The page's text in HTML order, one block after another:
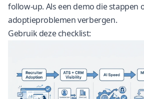
follow-up. Als een demo die stappen
adoptieproblemen verbergen.
Gebruik deze checklist: